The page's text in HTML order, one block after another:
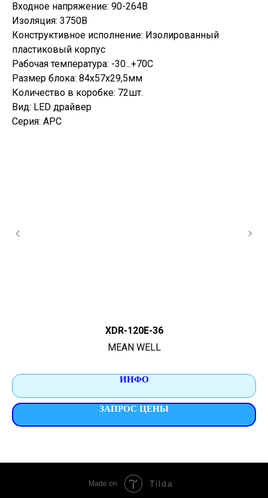
Входное напряжение: 90-264В
Изоляция: 3750В
Конструктивное исполнение: Изолированный
пластиковый корпус
Рабочая температура: -30...+70С
Размер блока: 84х57х29,5мм
Количество в коробке: 72шт.
Вид: LED драйвер
Серия: APC
XDR-120E-36
MEAN WELL
ИНФО
ЗАПРОС ЦЕНЫ
Made on Tilda